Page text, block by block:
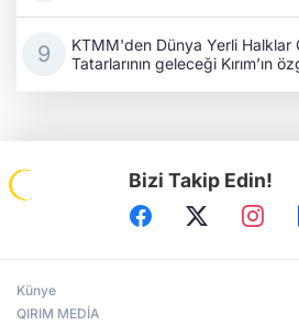
KTMM'den Dünya Yerli Halklar
Tatarlarının geleceği Kırım’ın
Bizi Takip Edin!
Künye
QIRIM MEDİA